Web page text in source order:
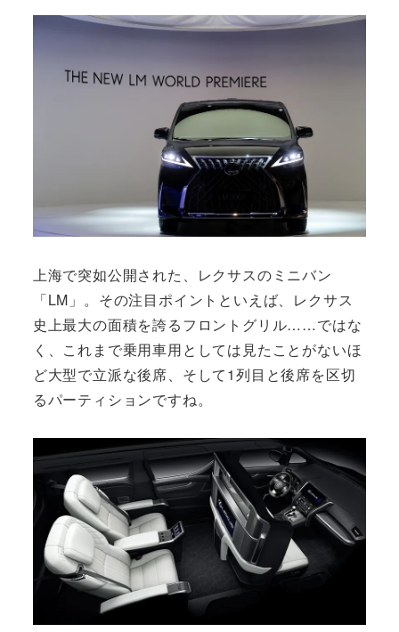
上海で突如公開された、レクサスのミニバン
「LM」。その注目ポイントといえば、レクサス
史上最大の面積を誇るフロントグリル……ではな
く、これまで乗用車用としては見たことがないほ
ど大型で立派な後席、そして1列目と後席を区切
るパーティションですね。